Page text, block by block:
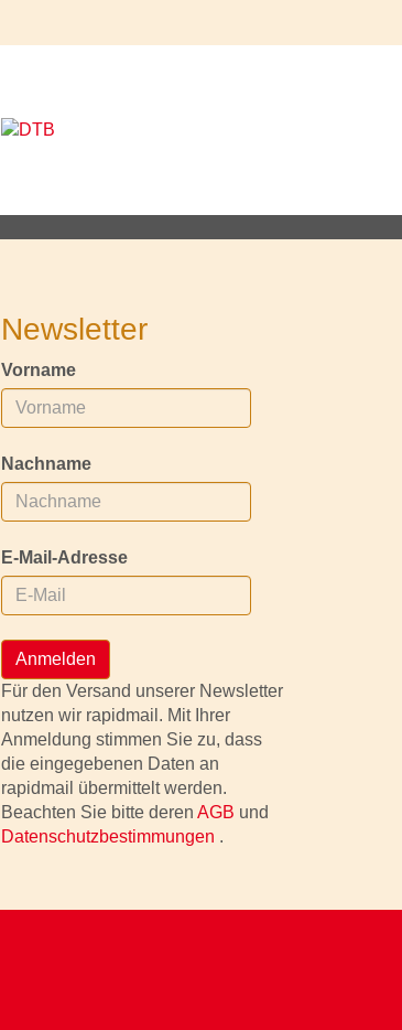
Newsletter
Vorname
Nachname
E-Mail-Adresse
Anmelden
Für den Versand unserer Newsletter
nutzen wir rapidmail. Mit Ihrer
Anmeldung stimmen Sie zu, dass
die eingegebenen Daten an
rapidmail übermittelt werden.
Beachten Sie bitte deren AGB und
Datenschutzbestimmungen .